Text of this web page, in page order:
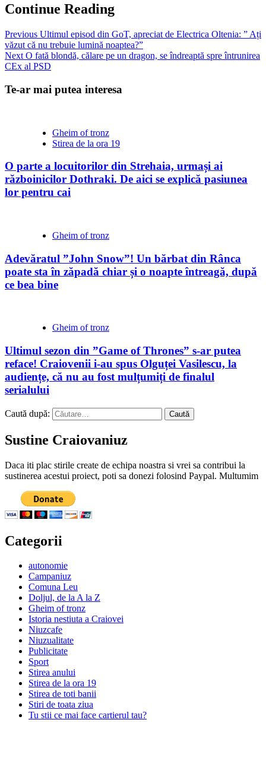
Continue Reading
Previous Ultimul episod din GoT, apreciat de Electrica Oltenia: ” Ați
văzut că nu trebuie lumină noaptea?”
Next O fată blondă, călare pe un dragon, se îndreaptă spre întrunirea
CEx al PSD
Te-ar mai putea interesa
Gheim of tronz
Stirea de la ora 19
O parte a locuitorilor din Strehaia, urmași ai
războinicilor Dothraki. De aici se explică pasiunea
lor pentru cai
Gheim of tronz
Adevăratul ”John Snow”! Un bărbat din Rânca
poate sta în zăpadă chiar și o noapte întreagă, după
ce bea bine
Gheim of tronz
Ultimul sezon din ”Game of Thrones” s-ar putea
reface! Craiovenii i-au spus Olguței Vasilescu, la
audiențe, că nu au fost mulțumiți de finalul
serialului
Caută după:
Sustine Craiovaniuz
Daca iti plac stirile create de echipa noastra si vrei sa contribui la
sustinerea acestui proiect, poti sa donezi folosind Paypal. Multumim
Categorii
autonomie
Campaniuz
Comuna Leu
Doljul, de la A la Z
Gheim of tronz
Istoria nestiuta a Craiovei
Niuzcafe
Niuzualitate
Publicitate
Sport
Stirea anului
Stirea de la ora 19
Stirea de toti banii
Stiri de toata ziua
Tu stii ce mai face cartierul tau?